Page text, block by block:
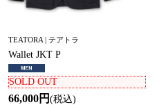
TEATORA | テアトラ
Wallet JKT P
SOLD OUT
66,000円 (税込)